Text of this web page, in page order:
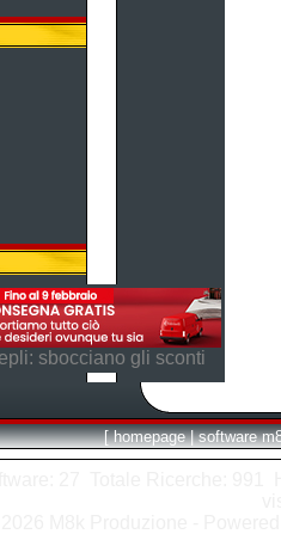
sbocciano gli sconti
[ homepage | software